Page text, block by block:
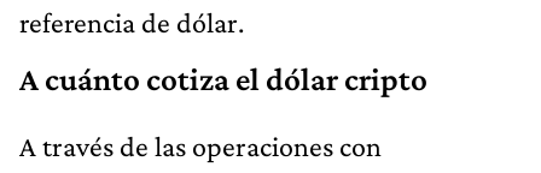
referencia de dólar.
A cuánto cotiza el dólar cripto
A través de las operaciones con